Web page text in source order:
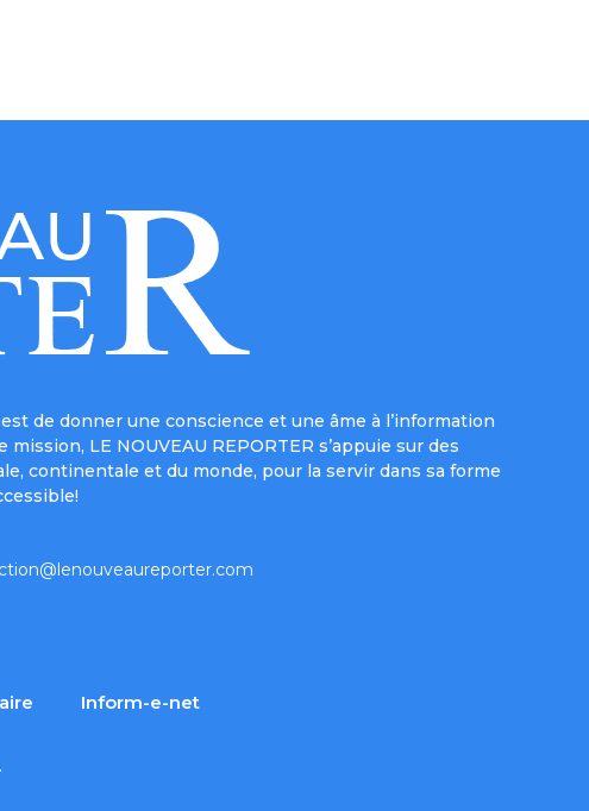
de donner une conscience et une âme à l’information
LE NOUVEAU REPORTER s’appuie sur des
continentale et du monde, pour la servir dans sa forme
Inform-e-net
.